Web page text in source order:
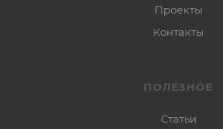
Проекты
Контакты
ПОЛЕЗНОЕ
Статьи